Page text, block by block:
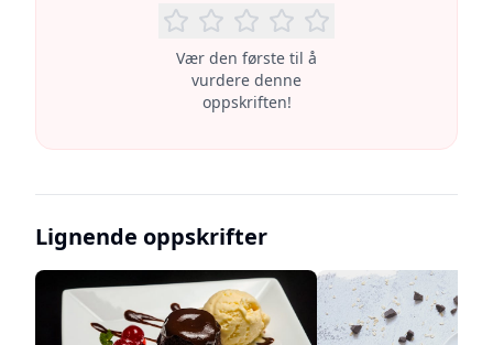
Vær den første til å
vurdere denne
oppskriften!
Lignende oppskrifter